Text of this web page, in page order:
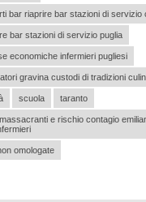
bar riaprire bar stazioni di servizio
bar stazioni di servizio puglia
economiche infermieri pugliesi
gravina custodi di tradizioni
scuola taranto
e rischio contagio
omologate